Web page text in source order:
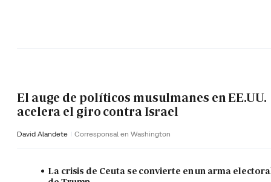
El auge de políticos musulmanes en EE.UU.
acelera el giro contra Israel
David Alandete Corresponsal en Washington
La crisis de Ceuta se convierte en un arma